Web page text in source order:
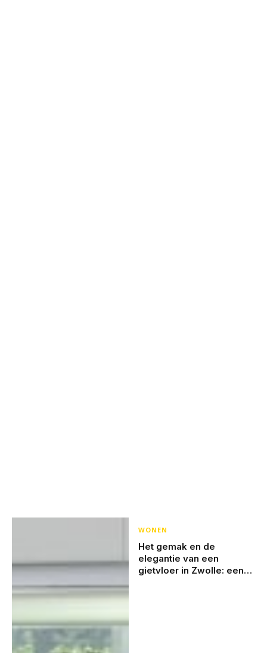
WONEN
Het gemak en de
elegantie van een
gietvloer in Zwolle: een